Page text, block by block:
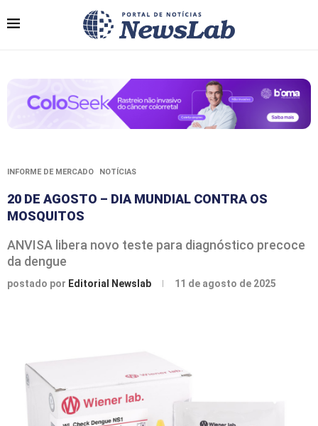
INFORME DE MERCADO NOTÍCIAS
20 DE AGOSTO – DIA MUNDIAL CONTRA OS
MOSQUITOS
ANVISA libera novo teste para diagnóstico precoce
da dengue
postado por Editorial Newslab 11 de agosto de 2025